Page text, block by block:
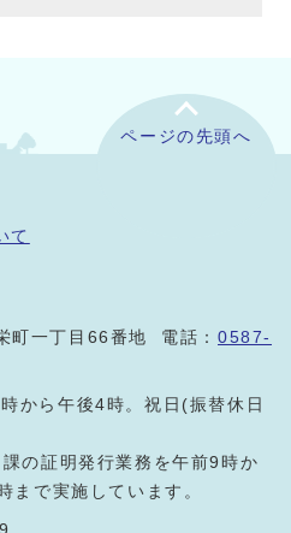
ページの先頭へ
て
町一丁目66番地 電話：0587-
から午後4時。祝日(振替休日
の証明発行業務を午前9時か
まで実施しています。